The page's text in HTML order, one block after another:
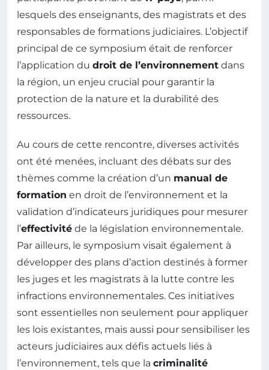
lesquels des enseignants, des magistrats et des
responsables de formations judiciaires. L’objectif
principal de ce symposium était de renforcer
l’application du droit de l’environnement dans
la région, un enjeu crucial pour garantir la
protection de la nature et la durabilité des
ressources.
Au cours de cette rencontre, diverses activités
ont été menées, incluant des débats sur des
thèmes comme la création d’un manual de
formation en droit de l’environnement et la
validation d’indicateurs juridiques pour mesurer
l’effectivité de la législation environnementale.
Par ailleurs, le symposium visait également à
développer des plans d’action destinés à former
les juges et les magistrats à la lutte contre les
infractions environnementales. Ces initiatives
sont essentielles non seulement pour appliquer
les lois existantes, mais aussi pour sensibiliser les
acteurs judiciaires aux défis actuels liés à
l’environnement, tels que la criminalité